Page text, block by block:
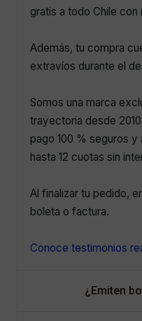
gratis a todo Chile
Además, tu compra
extravíos durante el
Somos una marca
trayectoria desde
pago 100 % seguros
hasta 12 cuotas sin
Al finalizar tu pedido,
boleta o factura.
Conoce testimonios
¿Emiten